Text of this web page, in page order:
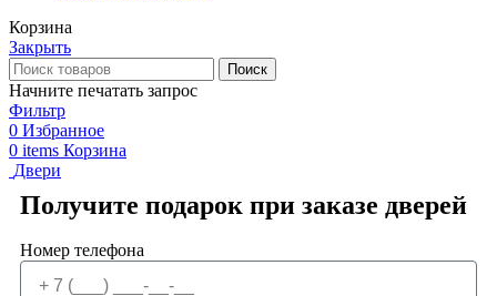
Корзина
Закрыть
Поиск
Начните печатать запрос
Фильтр
0 Избранное
0 items Корзина
Двери
Получите подарок при заказе дверей
Номер телефона